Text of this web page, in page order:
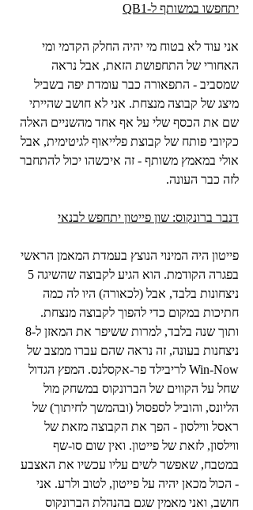
יתחפשו במשותף ל-QB1
אני עוד לא בטוח מי יהיה החלק הקדמי ומי
האחורי של התחפושת הזאת, אבל נראה
שמסביב - התפאורה כבר עומדת יפה בשביל
מיצג של קבוצה מנצחת. אני לא חושב שהייתי
שם את הכסף שלי על אף אחד מהשניים האלה
כקיובי פותח של קבוצת פלייאוף לגיטימית, אבל
אולי במאמץ משותף - זה איכשהו יכול להתחבר
לזה כבר העונה.
דנבר ברונקוס: שון פייטון יתחפש לבנאי
פייטון היה המינוי הנוצץ בעמדת המאמן הראשי
ניצחונות בלבד, אבל (לכאורה) היו לה כמה
חתיכות במקום כדי להפוך לקבוצה מנצחת.
ניצחנות בעונה, זה נראה שהם עברו ממצב של
Win-Now לריבילד פר-אקסלנס. המפץ הגדול
שחל על הקווים של הברונקוס במשחק מול
הליונס, והוביל לספסול (ובהמשך לחיתוך) של
ראסל ווילסון - הפך את הקבוצה מזאת של
ווילסון, לזאת של פייטון. ואין שום סו-שף
במטבח, שאפשר לשים עליו עכשיו את האצבע
- הכול מכאן יהיה על פייטון, לטוב ולרע. אני
חושב, ואני מאמין שגם בהנהלת הברונקוס